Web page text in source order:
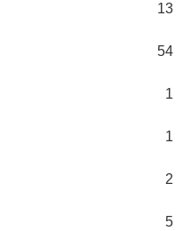
13
54
1
1
2
5